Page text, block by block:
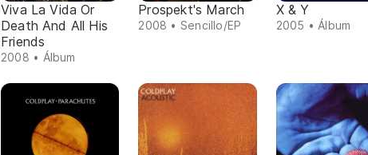
Viva La Vida Or
Death And All His
Friends
2008 • Álbum
Prospekt's March
2008 • Sencillo/EP
X & Y
2005 • Álbum